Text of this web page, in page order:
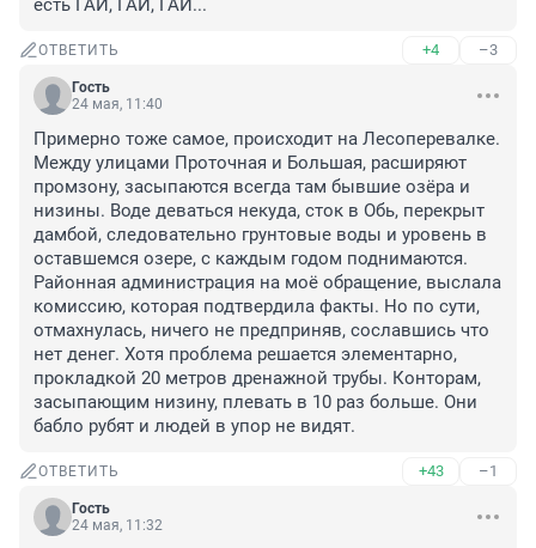
есть ГАИ, ГАИ, ГАИ...
ОТВЕТИТЬ +4 –3
Гость
24 мая, 11:40
Примерно тоже самое, происходит на Лесоперевалке.
Между улицами Проточная и Большая, расширяют
промзону, засыпаются всегда там бывшие озёра и
низины. Воде деваться некуда, сток в Обь, перекрыт
дамбой, следовательно грунтовые воды и уровень в
оставшемся озере, с каждым годом поднимаются.
Районная администрация на моё обращение, выслала
комиссию, которая подтвердила факты. Но по сути,
отмахнулась, ничего не предприняв, сославшись что
нет денег. Хотя проблема решается элементарно,
прокладкой 20 метров дренажной трубы. Конторам,
засыпающим низину, плевать в 10 раз больше. Они
бабло рубят и людей в упор не видят.
ОТВЕТИТЬ +43 –1
Гость
24 мая, 11:32